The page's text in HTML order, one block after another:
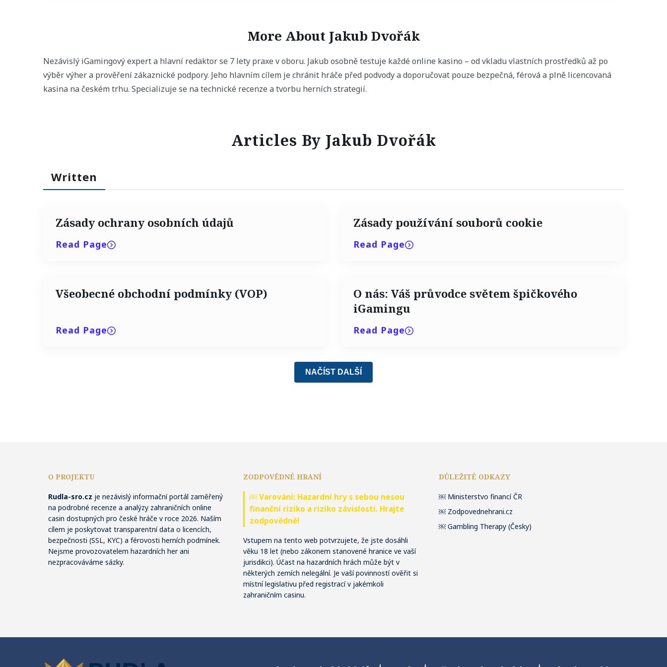
More About Jakub Dvořák
Nezávislý iGamingový expert a hlavní redaktor se 7 lety praxe v oboru. Jakub osobně testuje každé online kasino – od vkladu vlastních prostředků až po
výběr výher a prověření zákaznické podpory. Jeho hlavním cílem je chránit hráče před podvody a doporučovat pouze bezpečná, férová a plně licencovaná
kasina na českém trhu. Specializuje se na technické recenze a tvorbu herních strategií.
Articles By Jakub Dvořák
Written
Zásady ochrany osobních údajů
Read Page
Zásady používání souborů cookie
Read Page
Všeobecné obchodní podmínky (VOP)
Read Page
O nás: Váš průvodce světem špičkového
iGamingu
Read Page
NAČÍST DALŠÍ
O PROJEKTU
Rudla-sro.cz je nezávislý informační portál zaměřený
na podrobné recenze a analýzy zahraničních online
casin dostupných pro české hráče v roce 2026. Naším
cílem je poskytovat transparentní data o licencích,
bezpečnosti (SSL, KYC) a férovosti herních podmínek.
Nejsme provozovatelem hazardních her ani
nezpracováváme sázky.
ZODPOVĚDNÉ HRANÍ
￼ Varování: Hazardní hry s sebou nesou
finanční riziko a riziko závislosti. Hrajte
zodpovědně!
Vstupem na tento web potvrzujete, že jste dosáhli
věku 18 let (nebo zákonem stanovené hranice ve vaší
jurisdikci). Účast na hazardních hrách může být v
některých zemích nelegální. Je vaší povinností ověřit si
místní legislativu před registrací v jakémkoli
zahraničním casinu.
DŮLEŽITÉ ODKAZY
￼ Ministerstvo financí ČR
￼ Zodpovednehrani.cz
￼ Gambling Therapy (Česky)